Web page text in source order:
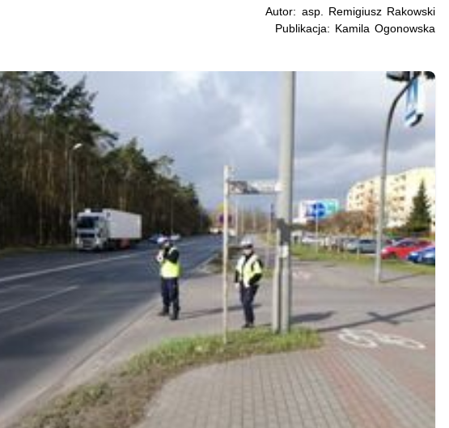
Autor: asp. Remigiusz Rakowski
Publikacja: Kamila Ogonowska